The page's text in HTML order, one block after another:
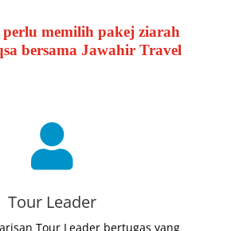
memilih pakej ziarah
bersama Jawahir Travel

Tour Leader
Tour Leader bertugas yang